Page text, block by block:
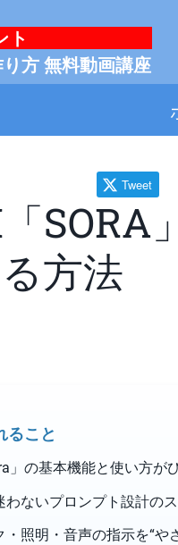
ト
方 無料動画講座
Tweet
SORA
方法
ること
」の基本機能と使い方が
わないプロンプト設計の
・照明・音声の指示を“や